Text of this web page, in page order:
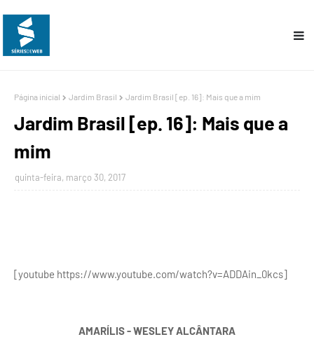
Página inicial Jardim Brasil Jardim Brasil [ep. 16]: Mais que a mim
Jardim Brasil [ep. 16]: Mais que a
mim
quinta-feira, março 30, 2017
[youtube https://www.youtube.com/watch?v=ADDAin_0kcs]
AMARÍLIS - WESLEY ALCÂNTARA